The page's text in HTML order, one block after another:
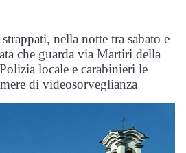
nella notte tra sabato e
che guarda via Martiri della
locale e carabinieri le
di videosorveglianza